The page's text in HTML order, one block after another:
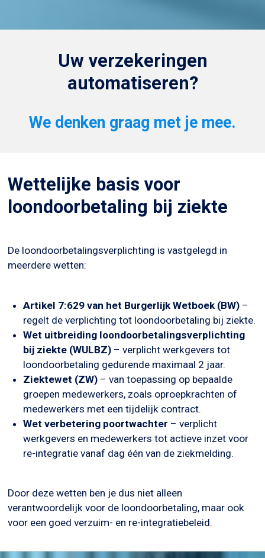
Uw verzekeringen
automatiseren?
We denken graag met je mee.
Wettelijke basis voor
loondoorbetaling bij ziekte
De loondoorbetalingsverplichting is vastgelegd in
meerdere wetten:
Artikel 7:629 van het Burgerlijk Wetboek (BW)–
regelt de verplichting tot loondoorbetaling bij ziekte.
Wet uitbreiding loondoorbetalingsverplichting
bij ziekte (WULBZ)– verplicht werkgevers tot
loondoorbetaling gedurende maximaal 2 jaar.
Ziektewet (ZW)– van toepassing op bepaalde
groepen medewerkers, zoals oproepkrachten of
medewerkers met een tijdelijk contract.
Wet verbetering poortwachter – verplicht
werkgevers en medewerkers tot actieve inzet voor
re-integratie vanaf dag één van de ziekmelding.
Door deze wetten ben je dus niet alleen
verantwoordelijk voor de loondoorbetaling, maar ook
voor een goed verzuim- en re-integratiebeleid.